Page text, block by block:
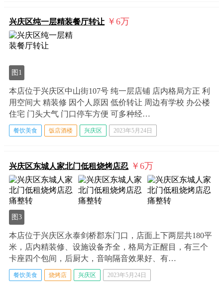
兴庆区纯一层精装餐厅转让 ￥6万
图1
本店位于兴庆区中山街107号 纯一层店铺 店内格局方正 利
用空间大 精装修 因个人原因 低价转让 周边有学校 办公楼
住宅 门头大气 门口停车方便 可多种经…
餐饮美食 饭店酒楼 兴庆区 2023年5月24日
兴庆区东城人家北门低租烧烤店忍 ￥6万
图3
本店位于兴庆区永泰剑桥郡东门口，店面上下两层共180平
米，店内精装修、设施设备齐全，格局方正醒目，有三个
卡座四个包间，后厨大，音响隔音效果好、有…
餐饮美食 烧烤店 兴庆区 2023年5月24日